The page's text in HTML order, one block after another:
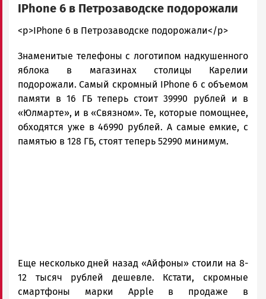
IPhone 6 в Петрозаводске подорожали
admintimur
Петрозаводска
и
Карелии
|
Петрозаводск
ГОВОРИТ
<p>IPhone 6 в Петрозаводске подорожали</p>
Знаменитые телефоны с логотипом надкушенного
яблока в магазинах столицы Карелии
подорожали. Самый скромный IPhone 6 с объемом
памяти в 16 ГБ теперь стоит 39990 рублей и в
«Юлмарте», и в «Связном». Те, которые помощнее,
обходятся уже в 46990 рублей. А самые емкие, с
памятью в 128 ГБ, стоят теперь 52990 минимум.
Еще несколько дней назад «Айфоны» стоили на 8-
12 тысяч рублей дешевле. Кстати, скромные
смартфоны марки Apple в продаже в